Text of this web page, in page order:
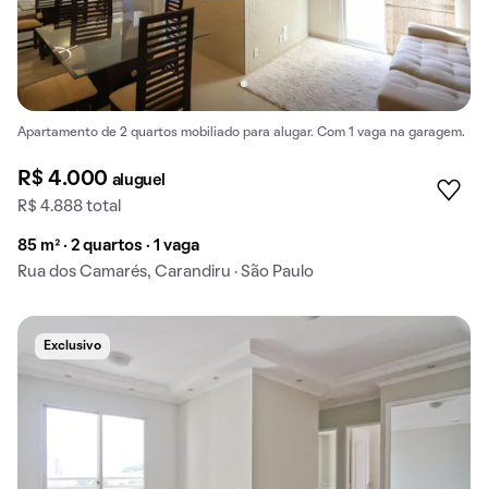
Apartamento de 2 quartos mobiliado para alugar. Com 1 vaga na garagem.
R$ 4.000 aluguel
R$ 4.888 total
85 m² · 2 quartos · 1 vaga
Rua dos Camarés, Carandiru · São Paulo
Exclusivo